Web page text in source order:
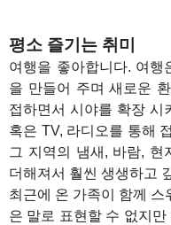
평소 즐기는 취미
여행을 좋아합니다. 여
을 만들어 주며 새로운
접하면서 시야를 확장 시
혹은 TV, 라디오를 통해
그 지역의 냄새, 바람, 현
더해져서 훨씬 생생하고
최근에 온 가족이 함께
은 말로 표현할 수 없지만